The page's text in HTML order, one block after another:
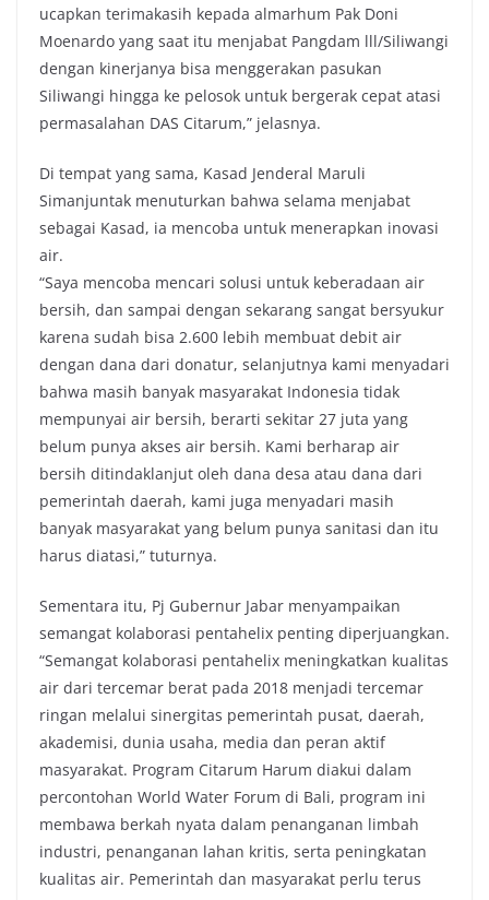
ucapkan terimakasih kepada almarhum Pak Doni
Moenardo yang saat itu menjabat Pangdam lll/Siliwangi
dengan kinerjanya bisa menggerakan pasukan
Siliwangi hingga ke pelosok untuk bergerak cepat atasi
permasalahan DAS Citarum,” jelasnya.
Di tempat yang sama, Kasad Jenderal Maruli
Simanjuntak menuturkan bahwa selama menjabat
sebagai Kasad, ia mencoba untuk menerapkan inovasi
air.
“Saya mencoba mencari solusi untuk keberadaan air
bersih, dan sampai dengan sekarang sangat bersyukur
karena sudah bisa 2.600 lebih membuat debit air
dengan dana dari donatur, selanjutnya kami menyadari
bahwa masih banyak masyarakat Indonesia tidak
mempunyai air bersih, berarti sekitar 27 juta yang
belum punya akses air bersih. Kami berharap air
bersih ditindaklanjut oleh dana desa atau dana dari
pemerintah daerah, kami juga menyadari masih
banyak masyarakat yang belum punya sanitasi dan itu
harus diatasi,” tuturnya.
Sementara itu, Pj Gubernur Jabar menyampaikan
semangat kolaborasi pentahelix penting diperjuangkan.
“Semangat kolaborasi pentahelix meningkatkan kualitas
air dari tercemar berat pada 2018 menjadi tercemar
ringan melalui sinergitas pemerintah pusat, daerah,
akademisi, dunia usaha, media dan peran aktif
masyarakat. Program Citarum Harum diakui dalam
percontohan World Water Forum di Bali, program ini
membawa berkah nyata dalam penanganan limbah
industri, penanganan lahan kritis, serta peningkatan
kualitas air. Pemerintah dan masyarakat perlu terus